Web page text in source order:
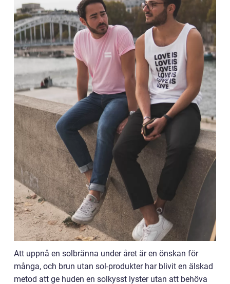
Att uppnå en solbränna under året är en önskan för
många, och brun utan sol-produkter har blivit en älskad
metod att ge huden en solkysst lyster utan att behöva